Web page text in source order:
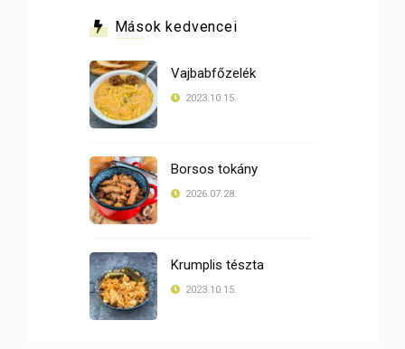
Mások kedvencei
Vajbabfőzelék
2023.10.15.
Borsos tokány
2026.07.28.
Krumplis tészta
2023.10.15.